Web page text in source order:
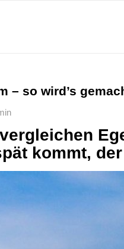
– so wird’s
kommt,